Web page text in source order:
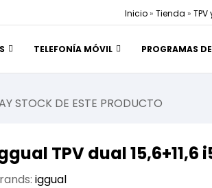
Inicio » Tienda »
TELEFONÍA MÓVIL PROGRAMAS
STOCK DE ESTE PRODUCTO
TPV dual 15,6+11,6
iggual